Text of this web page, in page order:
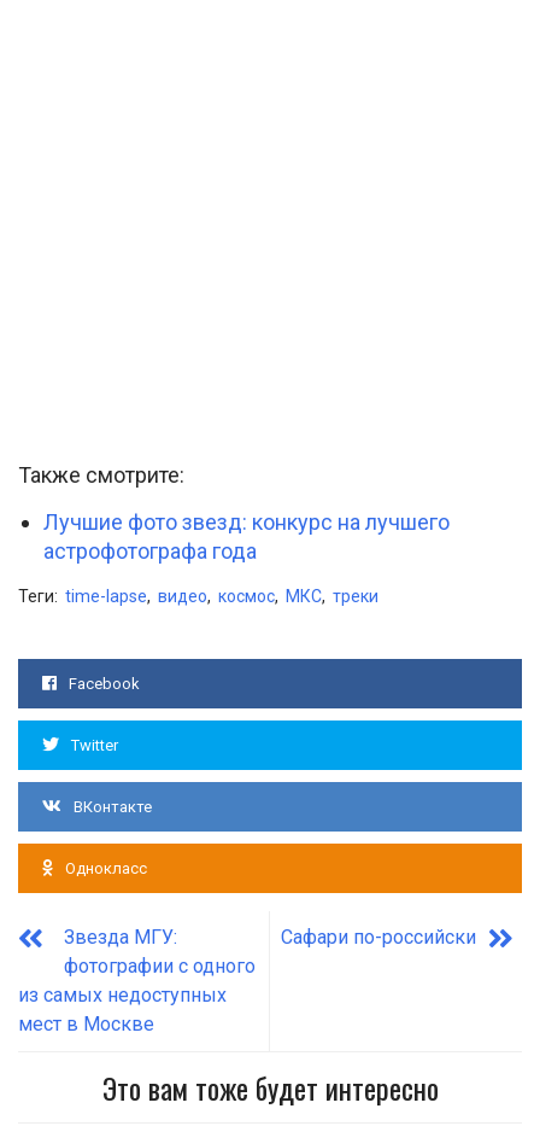
Также смотрите:
Лучшие фото звезд: конкурс на лучшего
астрофотографа года
Теги: time-lapse, видео, космос, МКС, треки
Facebook
Twitter
ВКонтакте
Однокласс
Звезда МГУ:
фотографии с одного
из самых недоступных
мест в Москве
Сафари по-российски
Это вам тоже будет интересно